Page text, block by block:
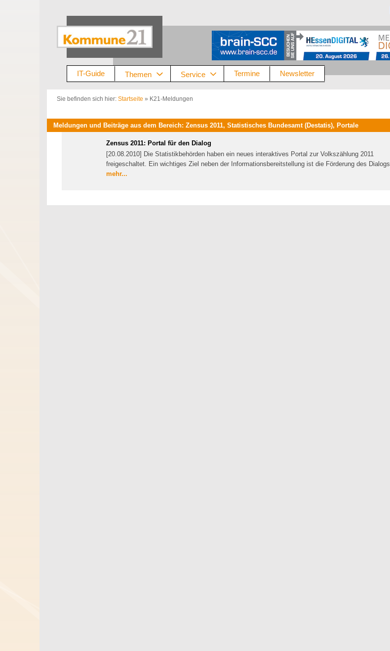
IT-Guide Themen Service Termine Newsletter
Sie befinden sich hier: Startseite » K21-Meldungen
Meldungen und Beiträge aus dem Bereich: Zensus 2011, Statistisches Bundesamt (Destatis), Portale
Zensus 2011: Portal für den Dialog
[20.08.2010] Die Statistikbehörden haben ein neues interaktives Portal zur Volkszählung 2011
freigeschaltet. Ein wichtiges Ziel neben der Informationsbereitstellung ist die Förderung des Dialogs.
mehr...